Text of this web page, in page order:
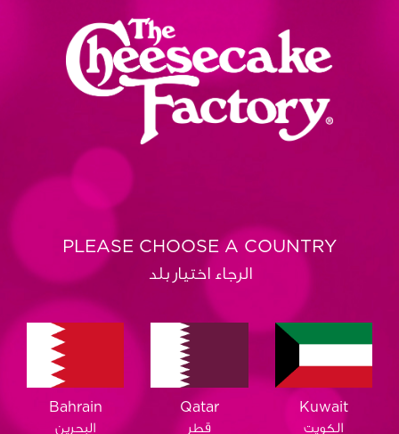
PLEASE CHOOSE A COUNTRY
الرجاء اختيار بلد
Bahrain
البحرين
Qatar
قطر
Kuwait
الكويت